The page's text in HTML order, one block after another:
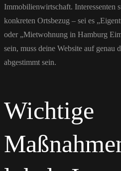
Immobilienwirtschaft. Interessenten
konkreten Ortsbezug – sei es
oder „Mietwohnung in Hamburg
sein, muss deine Website auf genau
abgestimmt sein.
Wichtige